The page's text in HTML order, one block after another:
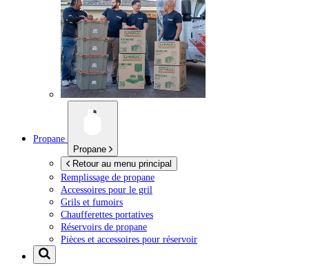
Propane
Propane
Retour au menu principal
Remplissage de propane
Accessoires pour le gril
Grils et fumoirs
Chaufferettes portatives
Réservoirs de propane
Pièces et accessoires pour réservoir